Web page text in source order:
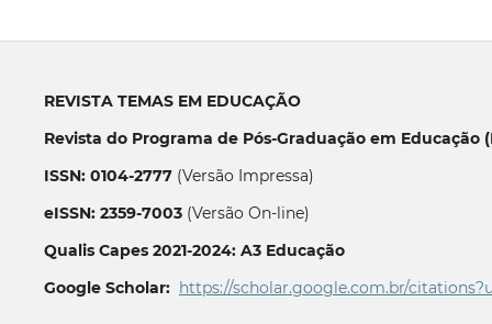
REVISTA TEMAS EM EDUCAÇÃO
Revista do Programa de Pós-Graduação em Educação
ISSN: 0104-2777(Versão Impressa)
eISSN: 2359-7003(Versão On-line)
Qualis Capes 2021-2024: A3 Educação
Google Scholar: https://scholar.google.com.br/